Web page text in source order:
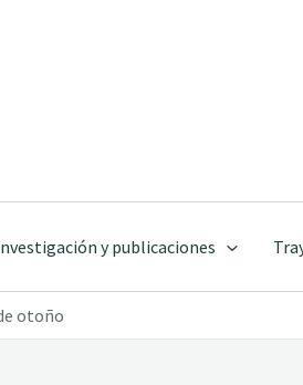
y publicaciones
otoño